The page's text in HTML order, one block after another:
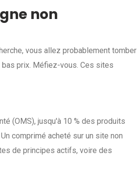
non
vous allez probablement tomber
prix. Méfiez-vous. Ces sites
(OMS), jusqu'à 10 % des produits
comprimé acheté sur un site non
de principes actifs, voire des